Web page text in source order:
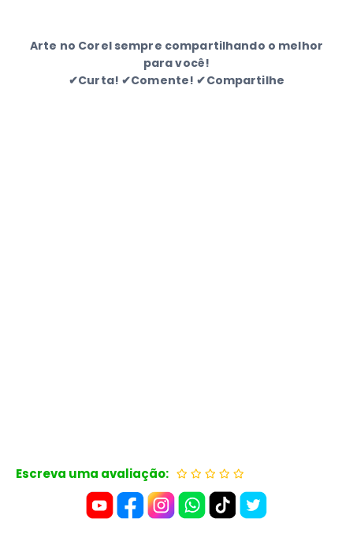
Arte no Corel sempre compartilhando o melhor
para você!
✔Curta! ✔Comente! ✔Compartilhe
Escreva uma avaliação: